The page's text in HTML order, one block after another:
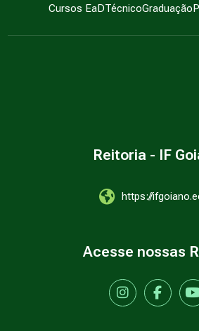
Cursos EaDTécnicoGraduação
Reitoria - IF
https://
Acesse nossas